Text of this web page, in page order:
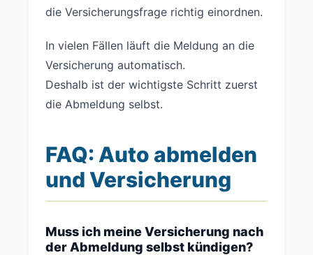
die Versicherungsfrage richtig einordnen.
In vielen Fällen läuft die Meldung an die
Versicherung automatisch.
Deshalb ist der wichtigste Schritt zuerst
die Abmeldung selbst.
FAQ: Auto abmelden
und Versicherung
Muss ich meine Versicherung nach
der Abmeldung selbst kündigen?